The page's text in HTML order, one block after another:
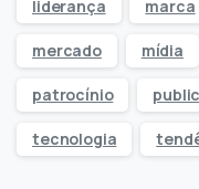
liderança marca
mercado mídia
patrocínio
tecnologia